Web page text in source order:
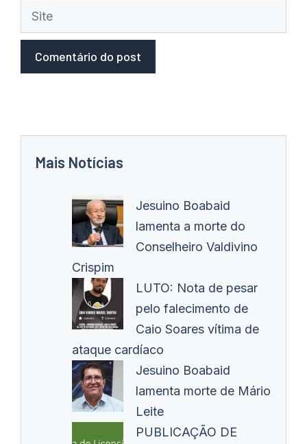
Site
Mais Notícias
Jesuino Boabaid
lamenta a morte do
Conselheiro Valdivino
Crispim
LUTO: Nota de pesar
pelo falecimento de
Caio Soares vítima de
ataque cardíaco
Jesuino Boabaid
lamenta morte de Mário
Leite
PUBLICAÇÃO DE